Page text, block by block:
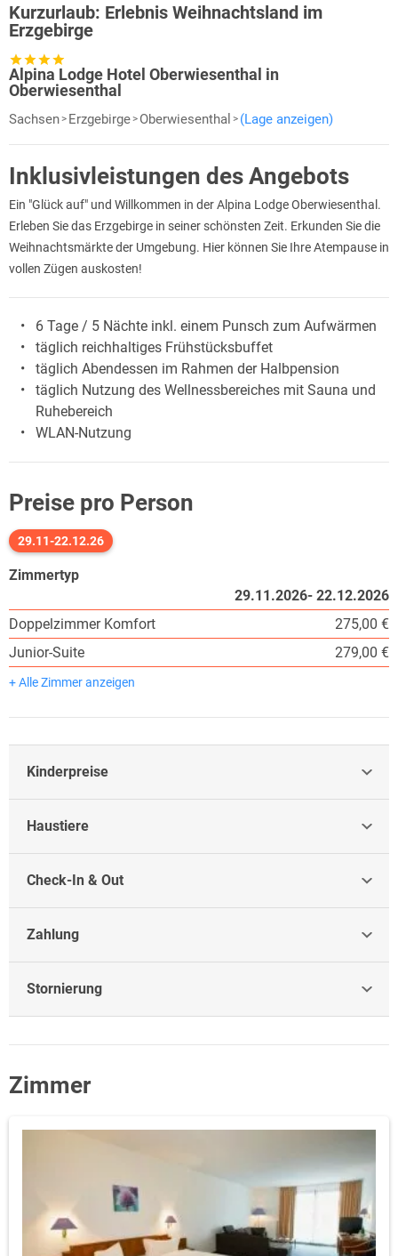
Kurzurlaub: Erlebnis Weihnachtsland im
Erzgebirge
Alpina Lodge Hotel Oberwiesenthal in
Oberwiesenthal
Sachsen Erzgebirge Oberwiesenthal (Lage anzeigen)
Inklusivleistungen des Angebots
Ein "Glück auf" und Willkommen in der Alpina Lodge Oberwiesenthal.
Erleben Sie das Erzgebirge in seiner schönsten Zeit. Erkunden Sie die
Weihnachtsmärkte der Umgebung. Hier können Sie Ihre Atempause in
vollen Zügen auskosten!
6 Tage / 5 Nächte inkl. einem Punsch zum Aufwärmen
täglich reichhaltiges Frühstücksbuffet
täglich Abendessen im Rahmen der Halbpension
täglich Nutzung des Wellnessbereiches mit Sauna und
Ruhebereich
WLAN-Nutzung
Preise pro Person
29.11-22.12.26
Zimmertyp
Doppelzimmer Komfort
Junior-Suite
+ Alle Zimmer anzeigen
29.11.2026- 22.12.2026
275,00 €
279,00 €
Kinderpreise
Haustiere
Check-In & Out
Zahlung
Stornierung
Zimmer